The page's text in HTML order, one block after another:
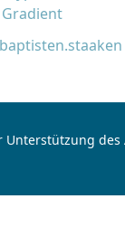
baptisten.staaken
des